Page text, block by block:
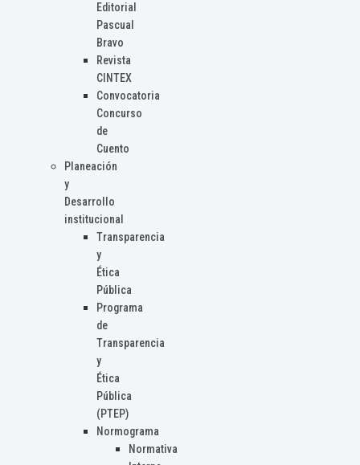
Editorial
Pascual
Bravo
Revista
CINTEX
Convocatoria
Concurso
de
Cuento
Planeación
y
Desarrollo
institucional
Transparencia
y
Ética
Pública
Programa
de
Transparencia
y
Ética
Pública
(PTEP)
Normograma
Normativa